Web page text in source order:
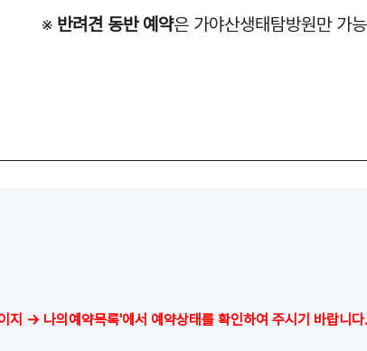
※ 반려견 동반 예약은 가야산생태탐방원만 가
지 → 나의예약목록'에서 예약상태를 확인하여 주시기 바랍니다.